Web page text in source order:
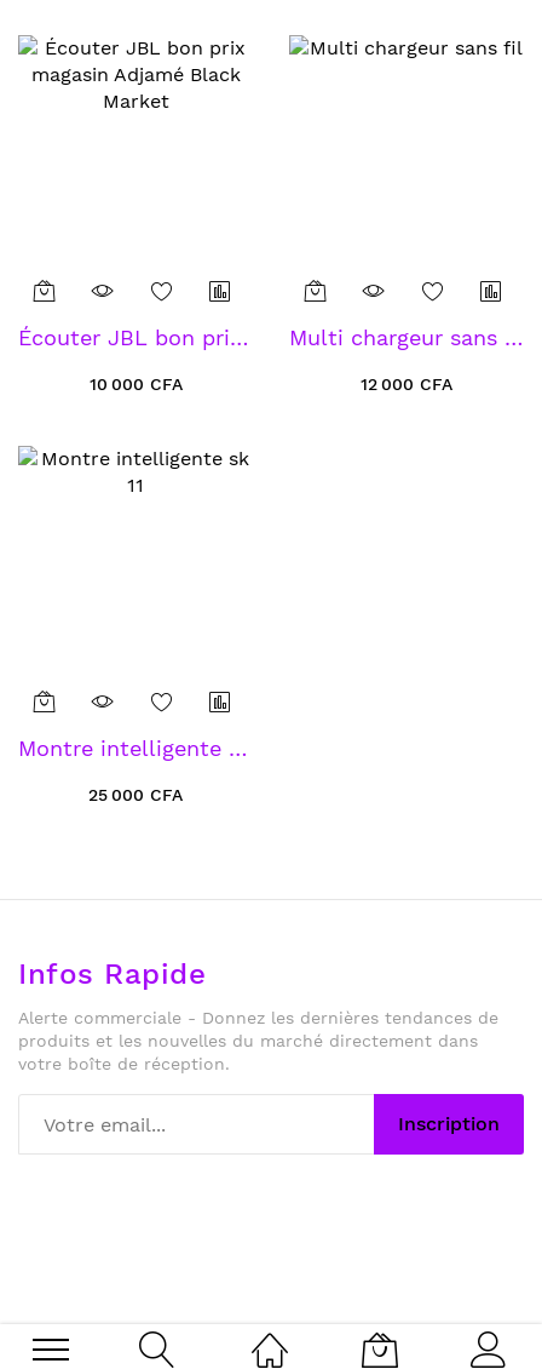
Écouter JBL bon prix magasin Adjamé Black Market
10 000 CFA
Multi chargeur sans fil
12 000 CFA
Montre intelligente sk 11
25 000 CFA
Infos Rapide
Alerte commerciale - Donnez les dernières tendances de
produits et les nouvelles du marché directement dans
votre boîte de réception.
Inscription